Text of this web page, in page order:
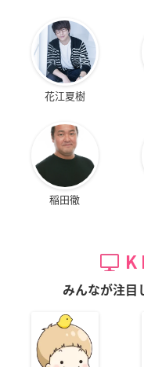
花江夏樹
稲田徹
みんなが注目